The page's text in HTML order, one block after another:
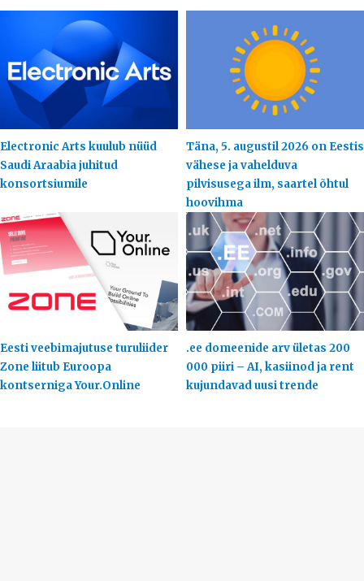
Electronic Arts kuulub nüüd
Saudi Araabia juhitud
konsortsiumile
Täna, 5. augustil 2026 on Eestis
vähese ja vahelduva
pilvisusega ilm, saartel õhtul
hoovihma
Eesti veebimajutuse turuliider
Zone liitub Euroopa
kontserniga Your.Online
.ee domeenide arv ületas 200
000 piiri – AI, kasiinod ja rent
kujundavad uusi trende